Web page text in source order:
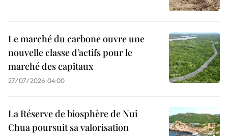
Le marché du carbone ouvre une
nouvelle classe d’actifs pour le
marché des capitaux
27/07/2026 04:00
La Réserve de biosphère de Nui
Chua poursuit sa valorisation